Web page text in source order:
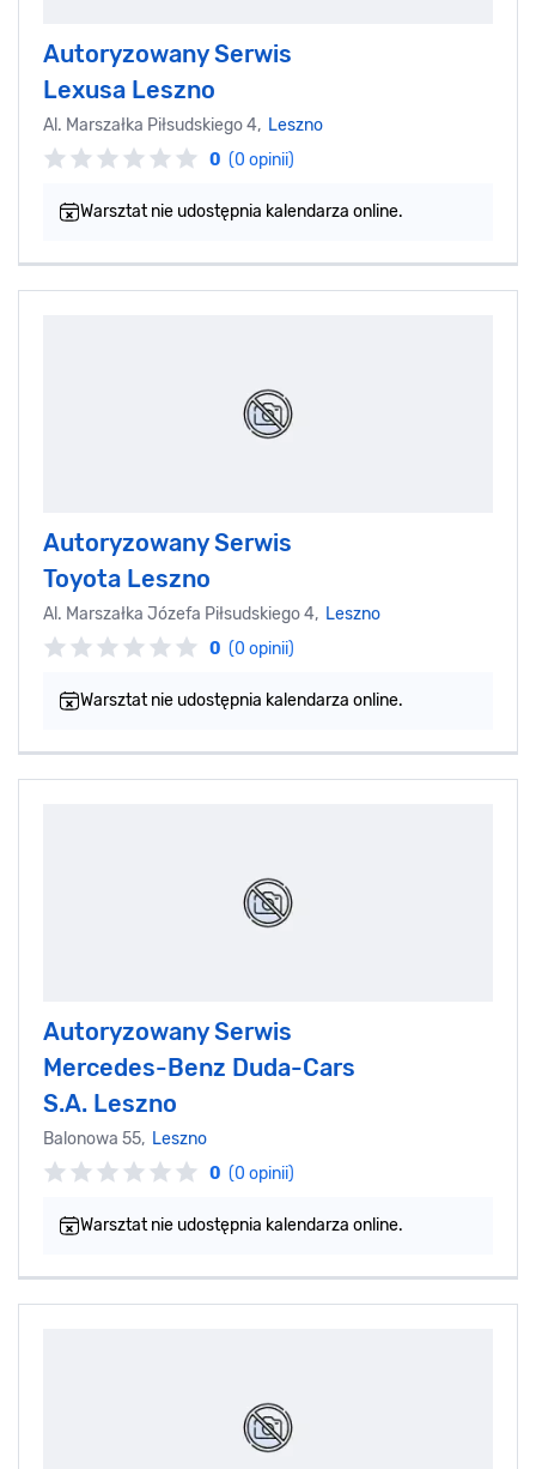
Autoryzowany Serwis
Lexusa Leszno
Al. Marszałka Piłsudskiego 4, Leszno
0 (0 opinii)
Warsztat nie udostępnia kalendarza online.
Autoryzowany Serwis
Toyota Leszno
Al. Marszałka Józefa Piłsudskiego 4, Leszno
0 (0 opinii)
Warsztat nie udostępnia kalendarza online.
Autoryzowany Serwis
Mercedes-Benz Duda-Cars
S.A. Leszno
Balonowa 55, Leszno
0 (0 opinii)
Warsztat nie udostępnia kalendarza online.